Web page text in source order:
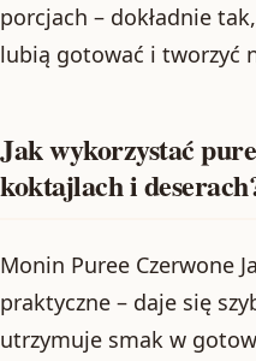
porcjach – dokładnie
lubią gotować i tworzyć
Jak wykorzystać
koktajlach i
Monin Puree Czerwone
praktyczne – daje się
utrzymuje smak w